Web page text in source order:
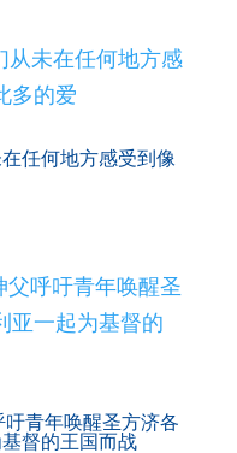
任何地方感受到像
青年唤醒圣方济各
督的王国而战